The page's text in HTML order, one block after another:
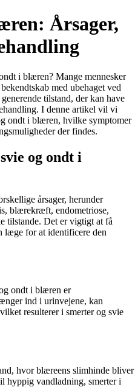
Årsager,
i blæren? Mange mennesker
med ubehaget ved
tilstand, der kan have
I denne artikel vil vi
ondt i blæren, hvilke symptomer
der findes.
og ondt i
årsager, herunder
blærekræft, endometriose,
tilstande. Det er vigtigt at få
læge for at identificere den
ondt i blæren er
ind i urinvejene, kan
resulterer i smerter og svie
hvor blæreens slimhinde bliver
hyppig vandladning, smerter i